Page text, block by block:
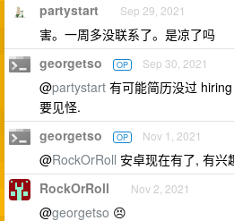
partystart Sep 29, 2021
害。一周多没联系了。是凉了吗
georgetso OP Sep 30, 2021
@partystart 有可能简历没过
要见怪.
georgetso OP Nov 1, 2021
@RockOrRoll 安卓现在有了, 有兴
RockOrRoll Nov 2, 2021
@georgetso 😣